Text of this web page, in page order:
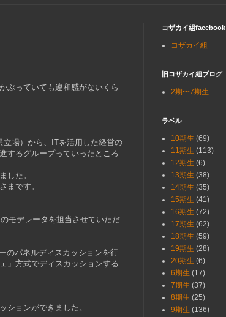
ぶっていても違和感がないくら
立場）から、ITを活用した経営の
するグループっていったところ
した。
まです。
モデレータを担当させていただ
のパネルディスカッションを行
」方式でディスカッションする
ションができました。
コザカイ組facebook
コザカイ組
旧コザカイ組ブログ
2期〜7期生
ラベル
10期生 (69)
11期生 (113)
12期生 (6)
13期生 (38)
14期生 (35)
15期生 (41)
16期生 (72)
17期生 (62)
18期生 (59)
19期生 (28)
20期生 (6)
6期生 (17)
7期生 (37)
8期生 (25)
9期生 (136)